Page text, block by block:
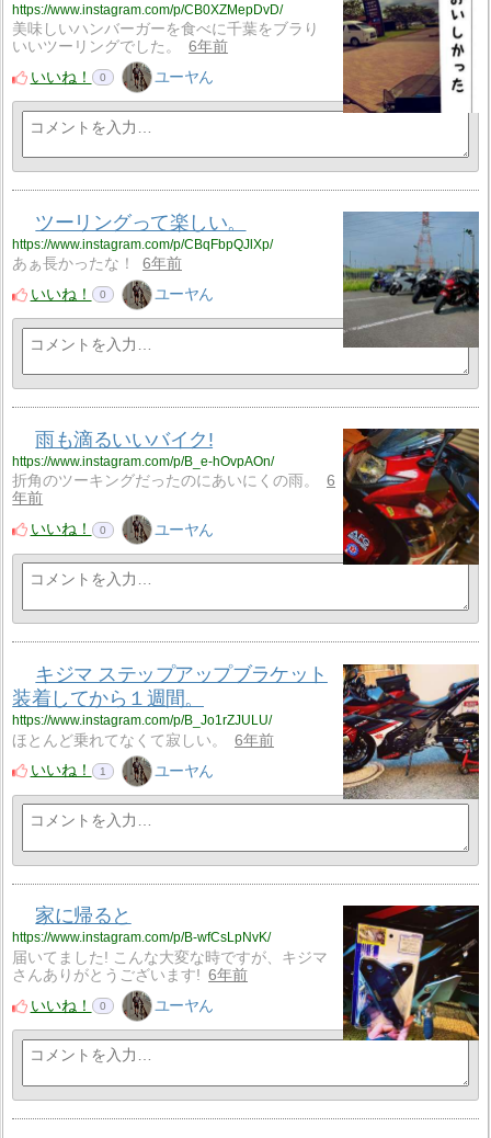
https://www.instagram.com/p/CB0XZMepDvD/
美味しいハンバーガーを食べに千葉をブラり
いいツーリングでした。
6年前
いいね！
0 ユーヤん
ツーリングって楽しい。
https://www.instagram.com/p/CBqFbpQJlXp/
あぁ長かったな！
6年前
いいね！
0 ユーヤん
雨も滴るいいバイク!
https://www.instagram.com/p/B_e-hOvpAOn/
折角のツーキングだったのにあいにくの雨。
6
年前
いいね！
0 ユーヤん
キジマ ステップアップブラケット
装着してから１週間。
https://www.instagram.com/p/B_Jo1rZJULU/
ほとんど乗れてなくて寂しい。
6年前
いいね！
1 ユーヤん
家に帰ると
https://www.instagram.com/p/B-wfCsLpNvK/
届いてました! こんな大変な時ですが、キジマ
さんありがとうございます! 6年前
いいね！
0 ユーヤん